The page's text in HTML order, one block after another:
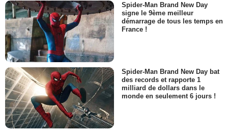
Spider-Man Brand New Day
signe le 9ème meilleur
démarrage de tous les temps en
France !
Spider-Man Brand New Day bat
des records et rapporte 1
milliard de dollars dans le
monde en seulement 6 jours !